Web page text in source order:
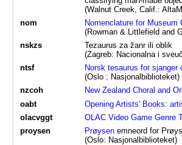
(Walnut Creek, Calif.:
nom
Nomenclature for
(Rowman & Littlefield and
nskzs
Tezaurus za žanr ili oblik
(Zagreb: Nacionalna i
ntsf
Norsk tesaurus for sjanger
(Oslo : Nasjonalbiblioteket)
nzcoh
New Zealand Choral and
oabt
Opening Artists' Books:
olacvggt
OLAC Video Game Genre
proysen
Prøysenemneord for
(Oslo: Nasjonalbiblioteket)